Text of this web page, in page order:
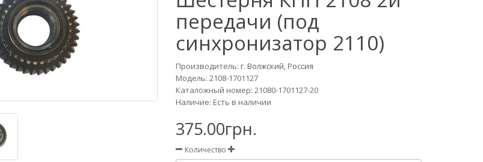
передачи (под
синхронизатор 2110)
Производитель:г. Волжский, Россия
Модель:2108-1701127
Каталожный номер: 21080-1701127-20
Наличие: Есть в наличии
375.00грн.
Количество